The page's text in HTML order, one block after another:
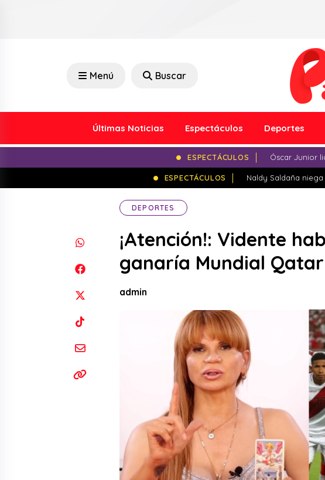
Menú Buscar
Últimas Noticias Espectáculos Deportes
ESPECTÁCULOS Óscar Junior
ESPECTÁCULOS Naldy Saldaña
DEPORTES
¡Atención!: Vidente
ganaría Mundial Qatar
admin